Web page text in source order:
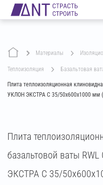
Материалы
теплоизоляция базальтовая
Плита теплоизоляционная
УКЛОН ЭКСТРА C 35/50х600х1000 мм
Плита
базальтовой ваты
ЭКСТРА C 35/